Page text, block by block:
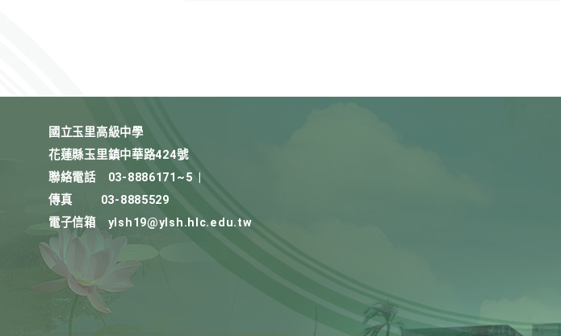
國立玉里高級中學
花蓮縣玉里鎮中華路424號
聯絡電話
03-8886171~5
傳真
03-8885529
電子信箱
ylsh19@ylsh.hlc.edu.tw